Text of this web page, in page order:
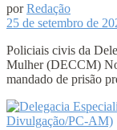
por Redação
25 de setembro de
Policiais civis da
Mulher (DECCM)
mandado de prisão